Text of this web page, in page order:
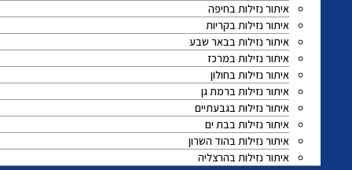
איתור נזילות בחיפה
איתור נזילות בקריות
איתור נזילות בבאר שבע
איתור נזילות במרכז
איתור נזילות בחולון
איתור נזילות ברמת גן
איתור נזילות בגבעתיים
איתור נזילות בבת ים
איתור נזילות בהוד השרון
איתור נזילות בהרצליה